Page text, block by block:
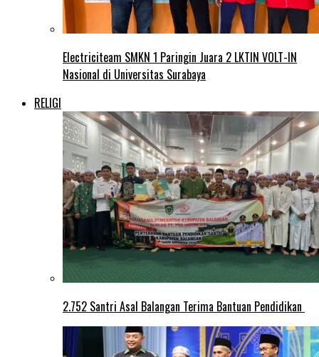
Electriciteam SMKN 1 Paringin Juara 2 LKTIN VOLT-IN
Nasional di Universitas Surabaya
RELIGI
2.752 Santri Asal Balangan Terima Bantuan Pendidikan